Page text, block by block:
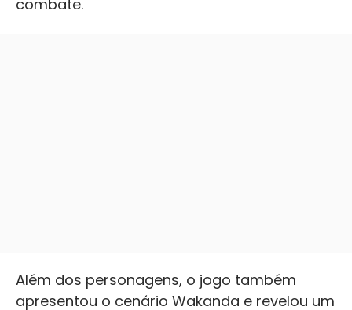
combate.
Além dos personagens, o jogo também
apresentou o cenário Wakanda e revelou um